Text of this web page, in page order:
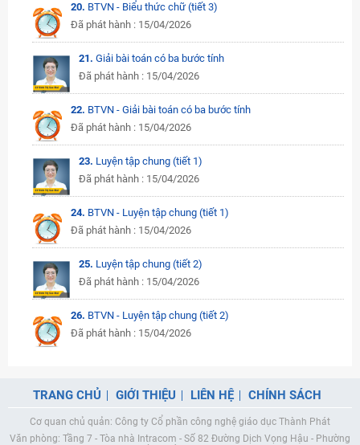
20. BTVN - Biểu thức chữ (tiết 3)
Đã phát hành : 15/04/2026
21. Giải bài toán có ba bước tính
Đã phát hành : 15/04/2026
22. BTVN - Giải bài toán có ba bước tính
Đã phát hành : 15/04/2026
23. Luyện tập chung (tiết 1)
Đã phát hành : 15/04/2026
24. BTVN - Luyện tập chung (tiết 1)
Đã phát hành : 15/04/2026
25. Luyện tập chung (tiết 2)
Đã phát hành : 15/04/2026
26. BTVN - Luyện tập chung (tiết 2)
Đã phát hành : 15/04/2026
TRANG CHỦ GIỚI THIỆU LIÊN HỆ CHÍNH SÁCH
Cơ quan chủ quản: Công ty Cổ phần công nghệ giáo dục Thành Phát
Văn phòng: Tầng 7 - Tòa nhà Intracom - Số 82 Đường Dịch Vọng Hậu - Phường